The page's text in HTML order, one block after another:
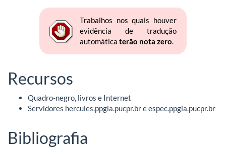
Trabalhos nos quais houver
evidência de tradução
automática terão nota zero.
Recursos
Quadro-negro, livros e Internet
Servidores hercules.ppgia.pucpr.br e espec.ppgia.pucpr.br
Bibliografia